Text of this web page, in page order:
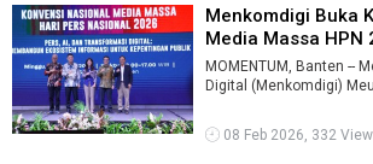
Menkomdigi Buka
Media Massa HPN
MOMENTUM, Banten --
Digital (Menkomdigi)
08 Feb 2026, 332